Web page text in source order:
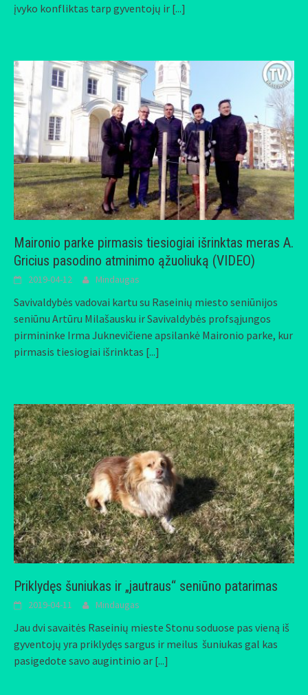
įvyko konfliktas tarp gyventojų ir [...]
Maironio parke pirmasis tiesiogiai išrinktas meras A.
Gricius pasodino atminimo ąžuoliuką (VIDEO)
2019-04-12 Mindaugas
Savivaldybės vadovai kartu su Raseinių miesto seniūnijos
seniūnu Artūru Milašausku ir Savivaldybės profsąjungos
pirmininke Irma Juknevičiene apsilankė Maironio parke, kur
pirmasis tiesiogiai išrinktas [...]
Priklydęs šuniukas ir „jautraus“ seniūno patarimas
2019-04-11 Mindaugas
Jau dvi savaitės Raseinių mieste Stonu soduose pas vieną iš
gyventojų yra priklydęs sargus ir meilus šuniukas gal kas
pasigedote savo augintinio ar [...]